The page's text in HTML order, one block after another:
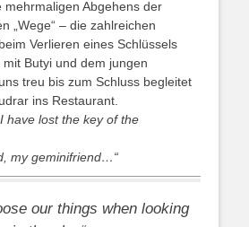
mehrmaligen Abgehens der
„Wege“ – die zahlreichen
Verlieren eines Schlüssels
Butyi und dem jungen
treu bis zum Schluss begleitet
ins Restaurant.
have lost the key of the
my geminifriend…“
our things when looking